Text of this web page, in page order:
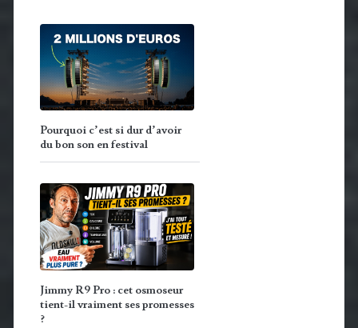
Pourquoi c’est si dur d’avoir
du bon son en festival
Jimmy R9 Pro : cet osmoseur
tient-il vraiment ses promesses
?